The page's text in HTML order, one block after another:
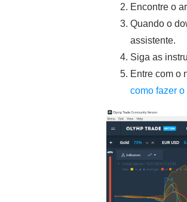
Encontre o
Quando o
assistente.
Siga as
Entre com o
como fazer o